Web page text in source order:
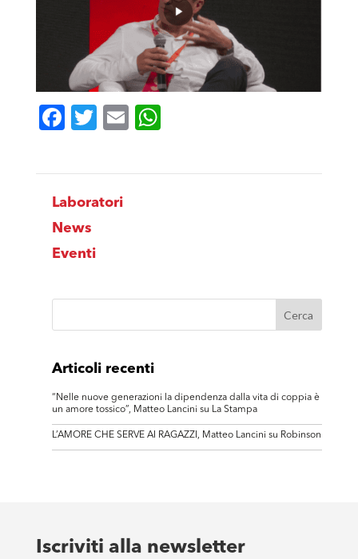
Facebook
Twitter
Email
Laboratori
News
Eventi
Articoli recenti
“Nelle nuove generazioni la dipendenza dalla vita di coppia è
un amore tossico”, Matteo Lancini su La Stampa
L’AMORE CHE SERVE AI RAGAZZI, Matteo Lancini su Robinson
Iscriviti alla newsletter